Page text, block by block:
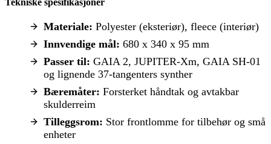
Tekniske spesifikasjoner
Materiale: Polyester (eksteriør), fleece (interiør)
Innvendige mål: 680 x 340 x 95 mm
Passer til: GAIA 2, JUPITER-Xm, GAIA SH-01
og lignende 37-tangenters synther
Bæremåter: Forsterket håndtak og avtakbar
skulderreim
Tilleggsrom: Stor frontlomme for tilbehør og små
enheter